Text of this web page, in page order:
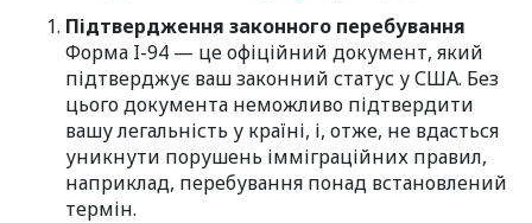
Підтвердження законного перебування
Форма I-94 — це офіційний документ, який
підтверджує ваш законний статус у США. Без
цього документа неможливо підтвердити
вашу легальність у країні, і, отже, не вдасться
уникнути порушень імміграційних правил,
наприклад, перебування понад встановлений
термін.